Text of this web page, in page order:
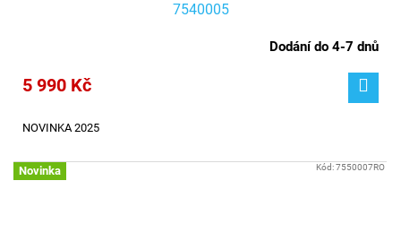
7540005
Dodání do 4-7 dnů
5 990 Kč
NOVINKA 2025
Novinka Kód:7550007RO